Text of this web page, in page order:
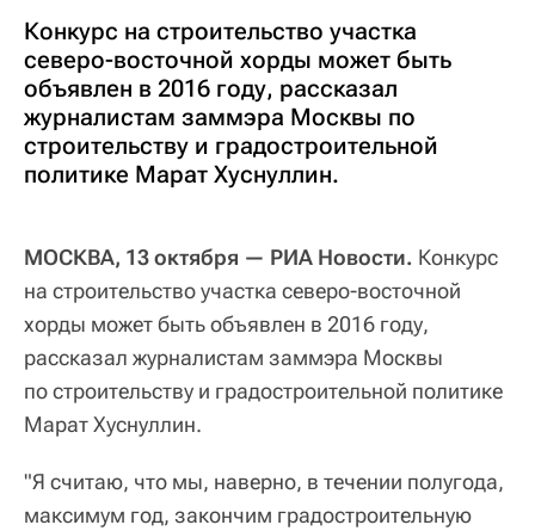
Конкурс на строительство участка
северо-восточной хорды может быть
объявлен в 2016 году, рассказал
журналистам заммэра Москвы по
строительству и градостроительной
политике Марат Хуснуллин.
МОСКВА, 13 октября — РИА Новости. Конкурс
на строительство участка северо-восточной
хорды может быть объявлен в 2016 году,
рассказал журналистам заммэра Москвы
по строительству и градостроительной политике
Марат Хуснуллин.
"Я считаю, что мы, наверно, в течении полугода,
максимум год, закончим градостроительную